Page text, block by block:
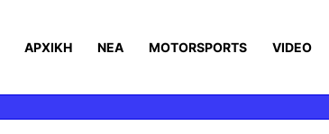
ΑΡΧΙΚΗ ΝΕΑ MOTORSPORTS VIDEO